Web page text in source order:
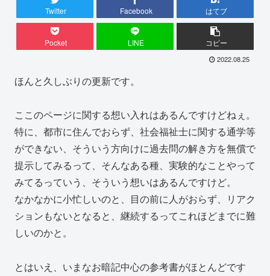
Twitter Facebook はてブ
Pocket LINE コピー
2022.08.25
ほんと久しぶりの更新です。
ここのページに関する想い入れはあるんですけどねぇ。
特に、都市に住んでおらず、社会福祉士に関する通学等
ができない、そういう方向けに過去問の解き方を無償で
提示してみるって、そんなある種、実験的なことやって
みてるっていう、そういう想いはあるんですけど。
なかなかに小忙しいのと、目の前に人がおらず、リアク
ションもないとなると、継続するってこれほどまでに難
しいのかと。
とはいえ、いまなお暗記中心の参考書がほとんどです